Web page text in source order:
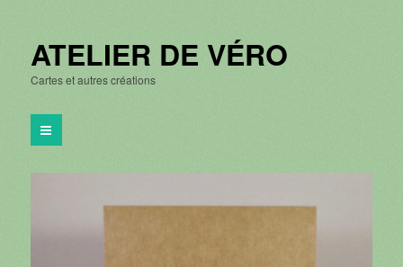
ATELIER DE VÉRO
Cartes et autres créations